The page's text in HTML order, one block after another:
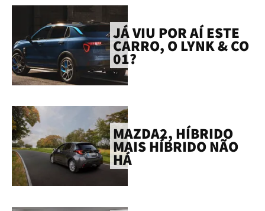
JÁ VIU POR AÍ ESTE
CARRO, O LYNK & CO
01?
MAZDA2, HÍBRIDO
MAIS HÍBRIDO NÃO
HÁ